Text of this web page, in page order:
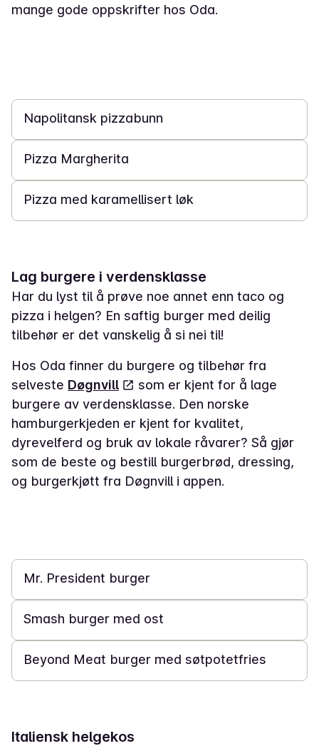
mange gode oppskrifter hos Oda.
Napolitansk pizzabunn
15 min
Pizza Margherita
30 min
Pizza med karamellisert løk
Lag burgere i verdensklasse
Har du lyst til å prøve noe annet enn taco og
pizza i helgen? En saftig burger med deilig
tilbehør er det vanskelig å si nei til!
Hos Oda finner du burgere og tilbehør fra
selveste Døgnvill
som er kjent for å lage
burgere av verdensklasse. Den norske
hamburgerkjeden er kjent for kvalitet,
dyrevelferd og bruk av lokale råvarer? Så gjør
som de beste og bestill burgerbrød, dressing,
og burgerkjøtt fra Døgnvill i appen.
Mr. President burger
20 min
Smash burger med ost
40 min
Beyond Meat burger med søtpotetfries
Italiensk helgekos